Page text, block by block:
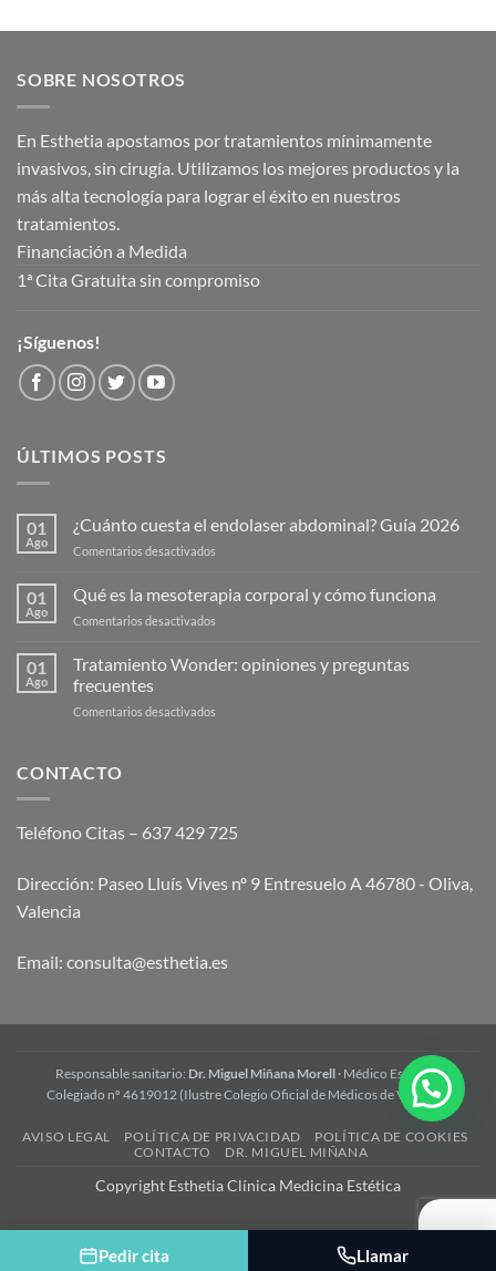
SOBRE NOSOTROS
En Esthetia apostamos por tratamientos mínimamente
invasivos, sin cirugía. Utilizamos los mejores productos y la
más alta tecnología para lograr el éxito en nuestros
tratamientos.
Financiación a Medida
1ª Cita Gratuita sin compromiso
¡Síguenos!
ÚLTIMOS POSTS
01
Ago
¿Cuánto cuesta el endolaser abdominal? Guía 2026
Comentarios desactivados
cuesta
el
Guía
01
Ago
Qué es la mesoterapia corporal y cómo funciona
Comentarios desactivados
es
la
01
Ago
Tratamiento Wonder: opiniones y preguntas
frecuentes
Comentarios desactivados
CONTACTO
Teléfono Citas – 637 429 725
Dirección: Paseo Lluís Vives nº 9 Entresuelo A 46780 - Oliva,
Valencia
Email: consulta@esthetia.es
Responsable sanitario: Dr. Miguel Miñana Morell· Médico Estético ·
Colegiado nº 4619012 (Ilustre Colegio Oficial de Médicos de Valencia)
AVISO LEGAL POLÍTICA DE PRIVACIDAD
POLÍTICA DE COOKIES
CONTACTO
DR. MIGUEL MIÑANA
Copyright Esthetia Clínica Medicina Estética
Pedir cita Llamar